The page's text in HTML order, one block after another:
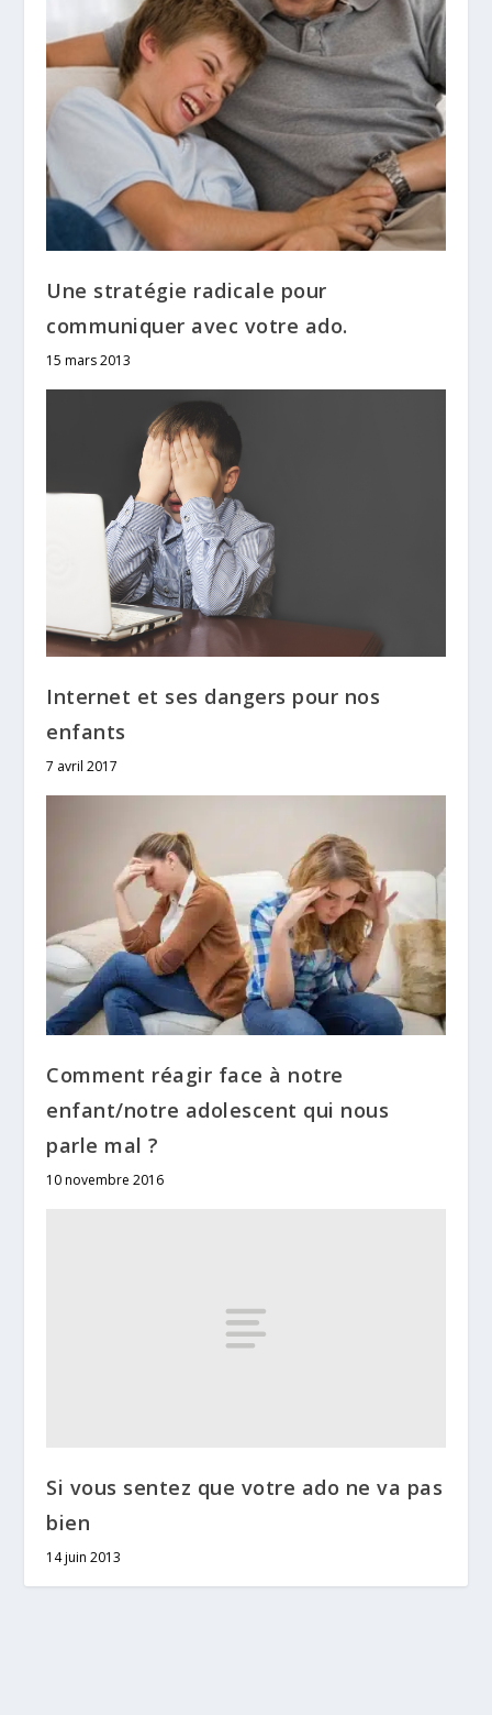
Une stratégie radicale pour
communiquer avec votre ado.
15 mars 2013
Internet et ses dangers pour nos
enfants
7 avril 2017
Comment réagir face à notre
enfant/notre adolescent qui nous
parle mal ?
10 novembre 2016
Si vous sentez que votre ado ne va pas
bien
14 juin 2013